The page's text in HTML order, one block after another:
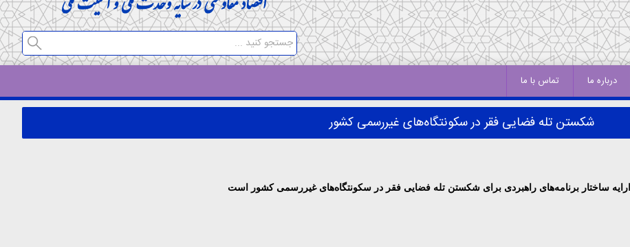
درباره ما تماس با ما
شکستن تله فضایی فقر در سکونتگاه‌های غیررسمی كشور
ساختار برنامه‌های راهبردی برای شکستن تله فضایی فقر در سکونتگاه‌های غیررسمی كشور است